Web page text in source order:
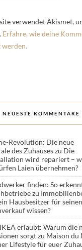
verwendet Akismet,
Erfahre, wie deine
NEUESTE KOMMENTARE
Revolution: Die neue
des Zuhauseszu Die
wird repariert –
Laien übernehmen?
finden: So
zu
Hausbesitzer für seinen
wissen?
erlaubt: Warum die
sorgtzu Maison du
Lifestyle für euer